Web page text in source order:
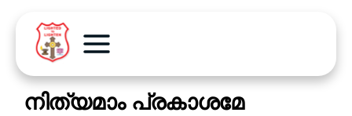
നിത്യമാം പ്രകാശമേ